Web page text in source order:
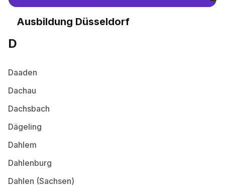
Ausbildung Düsseldorf
D
Daaden
Dachau
Dachsbach
Dägeling
Dahlem
Dahlenburg
Dahlen (Sachsen)